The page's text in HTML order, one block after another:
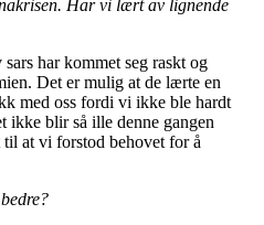
Har vi lært av lignende
har kommet seg raskt og
Det er mulig at de lærte en
med oss fordi vi ikke ble hardt
ikke blir så ille denne gangen
at vi forstod behovet for å